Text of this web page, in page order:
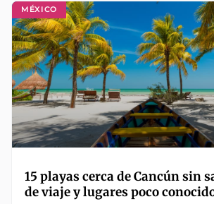
MÉXICO
15 playas cerca de Cancún sin
de viaje y lugares poco